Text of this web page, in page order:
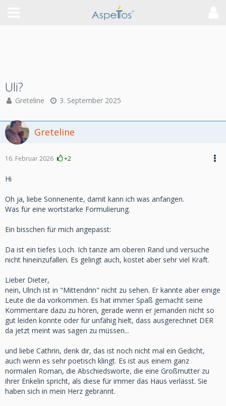
Uli?
Greteline 3. September 2025
Greteline
16. Februar 2026 +2
Hi
Oh ja, liebe Sonnenente, damit kann ich was anfangen.
Was für eine wortstarke Formulierung.
Ein bisschen für mich angepasst:
Da ist ein tiefes Loch. Ich tanze am oberen Rand und versuche
nicht hineinzufallen. Es gelingt auch, kostet aber sehr viel Kraft.
Lieber Dieter,
nein, Ulrich ist in "Mittendrin" nicht zu sehen. Er kannte aber einige
Leute die da vorkommen. Es hat immer Spaß gemacht seine
Kommentare dazu zu hören, gerade wenn er jemanden nicht so
gut leiden konnte oder für unfähig hielt, dass ausgerechnet DER
da jetzt meint was sagen zu müssen...
und liebe Cathrin, denk dir, das ist noch nicht mal ein Gedicht,
auch wenn es sehr poetisch klingt. Es ist aus einem ganz
normalen Roman, die Abschiedsworte, die eine Großmutter zu
ihrer Enkelin spricht, als diese für immer das Haus verlässt. Sie
haben sich in mein Herz gebrannt.